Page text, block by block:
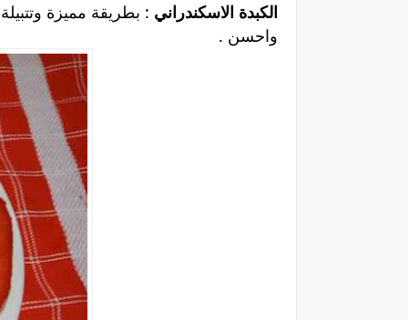
الكبدة الاسكندراني : بطريقة مميزة
واحسن .